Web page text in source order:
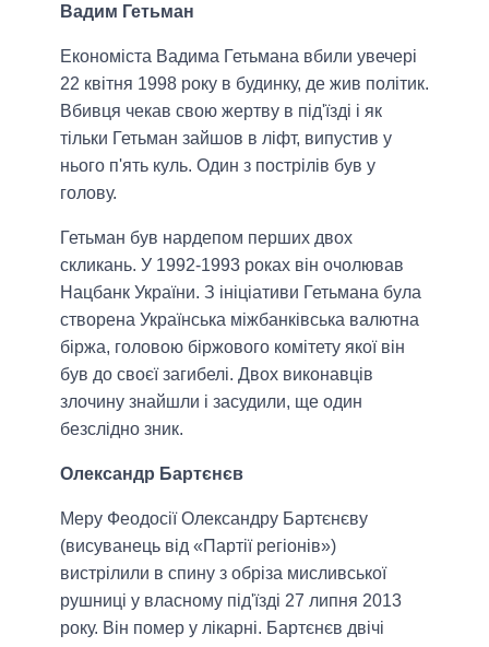
Вадим Гетьман
Економіста Вадима Гетьмана вбили увечері
22 квітня 1998 року в будинку, де жив політик.
Вбивця чекав свою жертву в під'їзді і як
тільки Гетьман зайшов в ліфт, випустив у
нього п'ять куль. Один з пострілів був у
голову.
Гетьман був нардепом перших двох
скликань. У 1992-1993 роках він очолював
Нацбанк України. З ініціативи Гетьмана була
створена Українська міжбанківська валютна
біржа, головою біржового комітету якої він
був до своєї загибелі. Двох виконавців
злочину знайшли і засудили, ще один
безслідно зник.
Олександр Бартєнєв
Меру Феодосії Олександру Бартєнєву
(висуванець від «Партії регіонів»)
вистрілили в спину з обріза мисливської
рушниці у власному під'їзді 27 липня 2013
року. Він помер у лікарні. Бартєнєв двічі